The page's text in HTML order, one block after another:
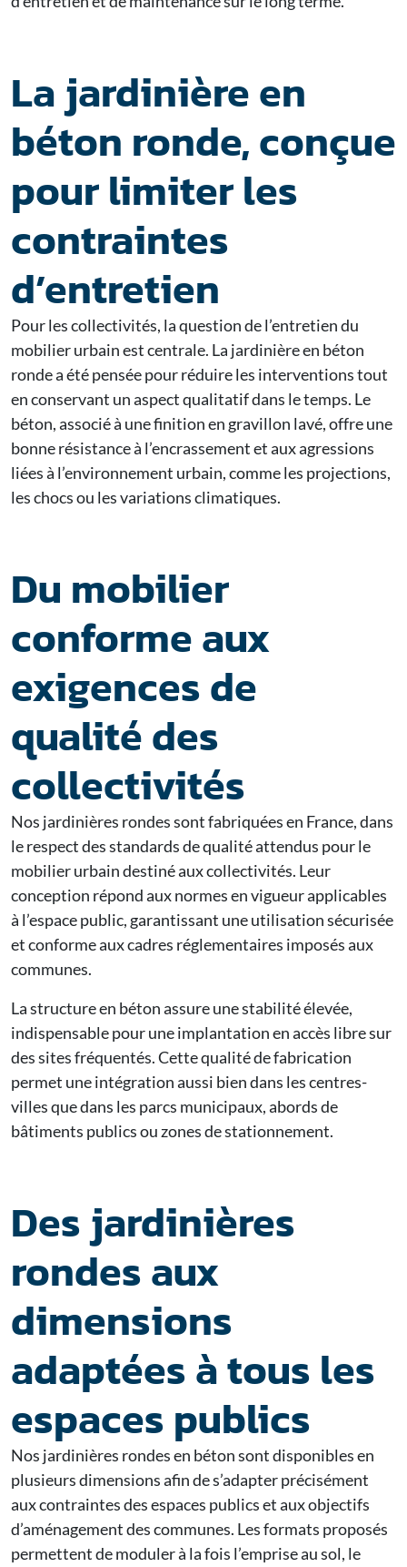
La jardinière en
béton ronde, conçue
pour limiter les
contraintes
d’entretien
Pour les collectivités, la question de l’entretien du
mobilier urbain est centrale. La jardinière en béton
ronde a été pensée pour réduire les interventions tout
en conservant un aspect qualitatif dans le temps. Le
béton, associé à une finition en gravillon lavé, offre une
bonne résistance à l’encrassement et aux agressions
liées à l’environnement urbain, comme les projections,
les chocs ou les variations climatiques.
Du mobilier
conforme aux
exigences de
qualité des
collectivités
Nos jardinières rondes sont fabriquées en France, dans
le respect des standards de qualité attendus pour le
mobilier urbain destiné aux collectivités. Leur
conception répond aux normes en vigueur applicables
à l’espace public, garantissant une utilisation sécurisée
et conforme aux cadres réglementaires imposés aux
communes.
La structure en béton assure une stabilité élevée,
indispensable pour une implantation en accès libre sur
des sites fréquentés. Cette qualité de fabrication
permet une intégration aussi bien dans les centres-
villes que dans les parcs municipaux, abords de
bâtiments publics ou zones de stationnement.
Des jardinières
rondes aux
dimensions
adaptées à tous les
espaces publics
Nos jardinières rondes en béton sont disponibles en
plusieurs dimensions afin de s’adapter précisément
aux contraintes des espaces publics et aux objectifs
d’aménagement des communes. Les formats proposés
permettent de moduler à la fois l’emprise au sol, le